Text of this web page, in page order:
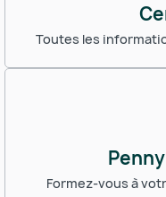
Toutes les
Formez-vous à